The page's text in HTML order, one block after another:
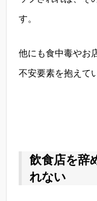
す。
他にも食中毒やお
不安要素を抱えて
飲食店を辞
れない